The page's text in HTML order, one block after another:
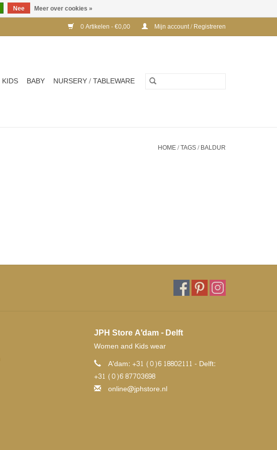
0 Artikelen - €0,00 Mijn account / Registreren
KIDS BABY NURSERY / TABLEWARE
HOME/TAGS/BALDUR
JPH Store A'dam - Delft
Women and Kids wear
A'dam: +31 (0)6 18802111 - Delft:
+31 (0)6 87703698
online@jphstore.nl
Nee Meer over cookies »